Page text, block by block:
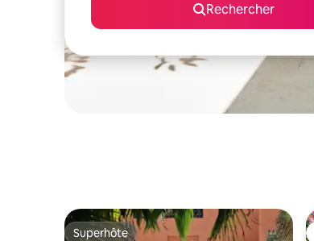
Rechercher
Superhôte